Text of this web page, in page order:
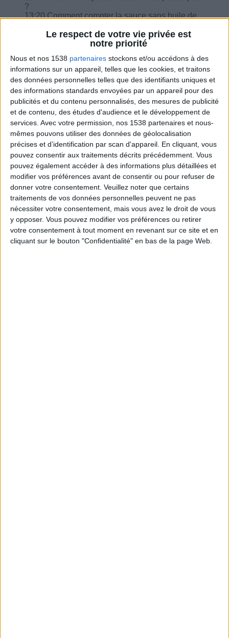
Le respect de votre vie privée est
notre priorité
Nous et nos 1538 partenaires stockons et/ou accédons à des
informations sur un appareil, telles que les cookies, et traitons
des données personnelles telles que des identifiants uniques et
des informations standards envoyées par un appareil pour des
publicités et du contenu personnalisés, des mesures de publicité
et de contenu, des études d'audience et le développement de
services. Avec votre permission, nos 1538 partenaires et nous-
mêmes pouvons utiliser des données de géolocalisation
précises et d’identification par scan d'appareil. En cliquant, vous
pouvez consentir aux traitements décrits précédemment. Vous
pouvez également accéder à des informations plus détaillées et
modifier vos préférences avant de consentir ou pour refuser de
donner votre consentement. Veuillez noter que certains
traitements de vos données personnelles peuvent ne pas
nécessiter votre consentement, mais vous avez le droit de vous
y opposer. Vous pouvez modifier vos préférences ou retirer
votre consentement à tout moment en revenant sur ce site et en
cliquant sur le bouton "Confidentialité" en bas de la page Web.
?
13:20 Comment compter la sauce sans huile de
14:35 J'ai manger des pâtes bolognaise avec des
compotes, dois-je faire un repas de rattrapage ?
Combien de kilos souhaitez-vous perdre ?
Moins de
5 kilos
De 5 à 10
kilos
Plus de
10 kilos
Webinaires en direct Voir tout
Chaque semaine, posez vos questions en live
en participant à des vidéo-conférences avec
Jean-Michel et les diététiciennes du
programme.